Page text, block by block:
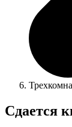
Сдается